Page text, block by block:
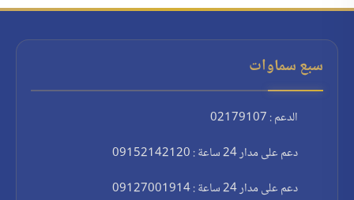
سبع سماوات
الدعم : 02179107
دعم على مدار 24 ساعة : 09152142120
دعم على مدار 24 ساعة : 09127001914